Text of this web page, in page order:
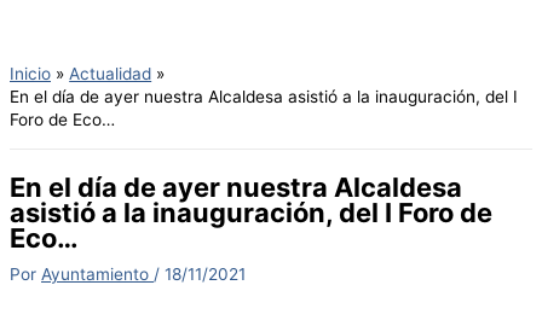
Inicio
Actualidad
En el día de ayer nuestra Alcaldesa asistió a la inauguración, del I
Foro de Eco…
En el día de ayer nuestra Alcaldesa
asistió a la inauguración, del I Foro de
Eco…
Por Ayuntamiento / 18/11/2021